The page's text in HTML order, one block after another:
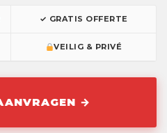
✓ GRATIS OFFERTE
VEILIG & PRIVÉ